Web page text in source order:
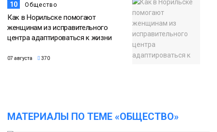
10 Общество
Как в Норильске помогают
женщинам из исправительного
центра адаптироваться к жизни
07 августа 370
МАТЕРИАЛЫ ПО ТЕМЕ «ОБЩЕСТВО»